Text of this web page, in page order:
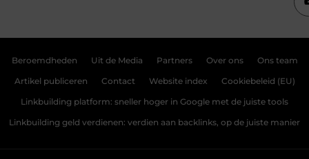
Beroemdheden Uit de Media Partners Over ons Ons team
Artikel publiceren Contact Website index Cookiebeleid (EU)
Linkbuilding platform: sneller hoger in Google met de juiste tools
Linkbuilding geld verdienen: verdien aan backlinks, op de juiste manier